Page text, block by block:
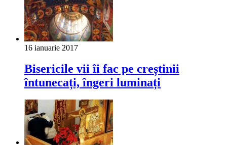
16 ianuarie 2017
Bisericile vii îi fac pe creștinii
întunecați, îngeri luminați